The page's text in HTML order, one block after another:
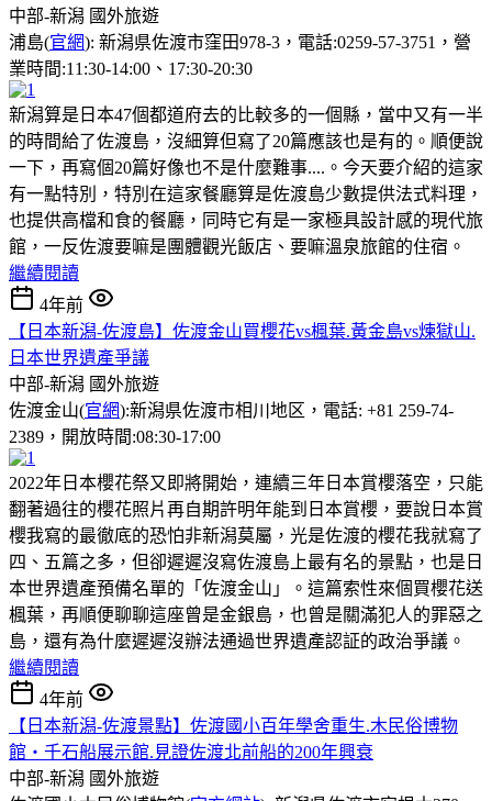
中部-新潟 國外旅遊
浦島(官網): 新潟県佐渡市窪田978-3，電話:0259-57-3751，營
業時間:11:30-14:00、17:30-20:30
新潟算是日本47個都道府去的比較多的一個縣，當中又有一半
的時間給了佐渡島，沒細算但寫了20篇應該也是有的。順便說
一下，再寫個20篇好像也不是什麼難事....。今天要介紹的這家
有一點特別，特別在這家餐廳算是佐渡島少數提供法式料理，
也提供高檔和食的餐廳，同時它有是一家極具設計感的現代旅
館，一反佐渡要嘛是團體觀光飯店、要嘛溫泉旅館的住宿。
繼續閱讀
4年前
【日本新潟-佐渡島】佐渡金山買櫻花vs楓葉.黃金島vs煉獄山.
日本世界遺產爭議
中部-新潟 國外旅遊
佐渡金山(官網):新潟県佐渡市相川地区，電話: +81 259-74-
2389，開放時間:08:30-17:00
2022年日本櫻花祭又即將開始，連續三年日本賞櫻落空，只能
翻著過往的櫻花照片再自期許明年能到日本賞櫻，要說日本賞
櫻我寫的最徹底的恐怕非新潟莫屬，光是佐渡的櫻花我就寫了
四、五篇之多，但卻遲遲沒寫佐渡島上最有名的景點，也是日
本世界遺產預備名單的「佐渡金山」。這篇索性來個買櫻花送
楓葉，再順便聊聊這座曾是金銀島，也曾是關滿犯人的罪惡之
島，還有為什麼遲遲沒辦法通過世界遺產認証的政治爭議。
繼續閱讀
4年前
【日本新潟-佐渡景點】佐渡國小百年學舍重生.木民俗博物
館・千石船展示館.見證佐渡北前船的200年興衰
中部-新潟 國外旅遊